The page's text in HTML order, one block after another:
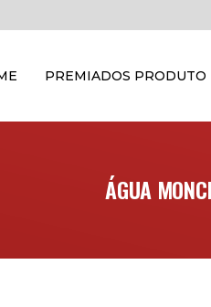
PREMIADOS PRODUTO
ÁGUA